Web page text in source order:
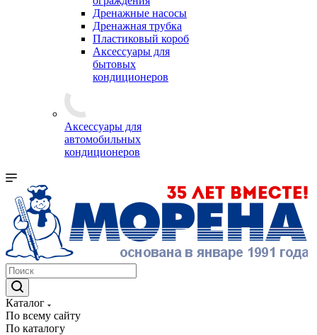
Дренажные насосы
Дренажная трубка
Пластиковый короб
Аксессуары для
бытовых
кондиционеров
Аксессуары для
автомобильных
кондиционеров
Каталог
По всему сайту
По каталогу